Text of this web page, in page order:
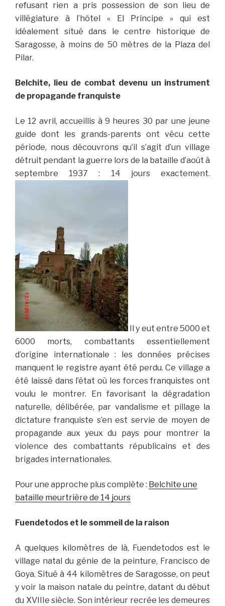
refusant rien a pris possession de son lieu de
villégiature à l’hôtel « El Principe » qui est
idéalement situé dans le centre historique de
Saragosse, à moins de 50 mètres de la Plaza del
Pilar.
Belchite, lieu de combat devenu un instrument
de propagande franquiste
Le 12 avril, accueillis à 9 heures 30 par une jeune
guide dont les grands-parents ont vécu cette
période, nous découvrons qu’il s’agit d’un village
détruit pendant la guerre lors de la bataille d’août à
septembre 1937 : 14 jours exactement.
Il y eut entre 5000 et
6000 morts, combattants essentiellement
d’origine internationale : les données précises
manquent le registre ayant été perdu. Ce village a
été laissé dans l’état où les forces franquistes ont
voulu le montrer. En favorisant la dégradation
naturelle, délibérée, par vandalisme et pillage la
dictature franquiste s’en est servie de moyen de
propagande aux yeux du pays pour montrer la
violence des combattants républicains et des
brigades internationales.
Pour une approche plus complète : Belchite une
bataille meurtrière de 14 jours
Fuendetodos et le sommeil de la raison
A quelques kilomètres de là, Fuendetodos est le
village natal du génie de la peinture, Francisco de
Goya. Situé à 44 kilomètres de Saragosse, on peut
y voir la maison natale du peintre, datant du début
du XVIIIe siècle. Son intérieur recrée les demeures